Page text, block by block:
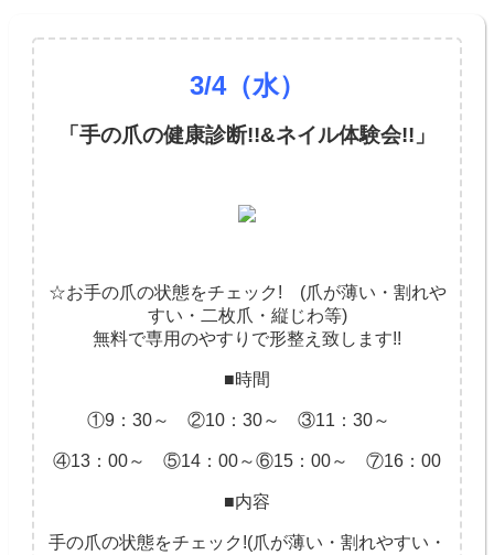
3/4（水）
「手の爪の健康診断!!&ネイル体験会!!」
☆お手の爪の状態をチェック! (爪が薄い・割れや
すい・二枚爪・縦じわ等)
無料で専用のやすりで形整え致します!!
■時間
①9：30～ ②10：30～ ③11：30～
④13：00～ ⑤14：00～⑥15：00～ ⑦16：00
■内容
手の爪の状態をチェック!(爪が薄い・割れやすい・